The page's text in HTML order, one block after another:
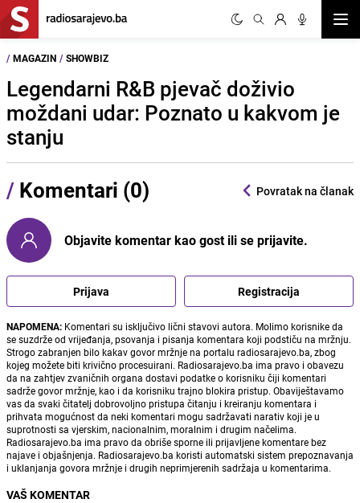
/ MAGAZIN / SHOWBIZ
Legendarni R&B pjevač doživio
moždani udar: Poznato u kakvom je
stanju
/ Komentari (0) Povratak na članak
Objavite komentar kao gost ili se prijavite.
Prijava Registracija
NAPOMENA: Komentari su isključivo lični stavovi autora. Molimo korisnike da
se suzdrže od vrijeđanja, psovanja i pisanja komentara koji podstiču na mržnju.
Strogo zabranjen bilo kakav govor mržnje na portalu radiosarajevo.ba, zbog
kojeg možete biti krivično procesuirani. Radiosarajevo.ba ima pravo i obavezu
da na zahtjev zvaničnih organa dostavi podatke o korisniku čiji komentari
sadrže govor mržnje, kao i da korisniku trajno blokira pristup. Obaviještavamo
vas da svaki čitatelj dobrovoljno pristupa čitanju i kreiranju komentara i
prihvata mogućnost da neki komentari mogu sadržavati narativ koji je u
suprotnosti sa vjerskim, nacionalnim, moralnim i drugim načelima.
Radiosarajevo.ba ima pravo da obriše sporne ili prijavljene komentare bez
najave i objašnjenja. Radiosarajevo.ba koristi automatski sistem prepoznavanja
i uklanjanja govora mržnje i drugih neprimjerenih sadržaja u komentarima.
VAŠ KOMENTAR